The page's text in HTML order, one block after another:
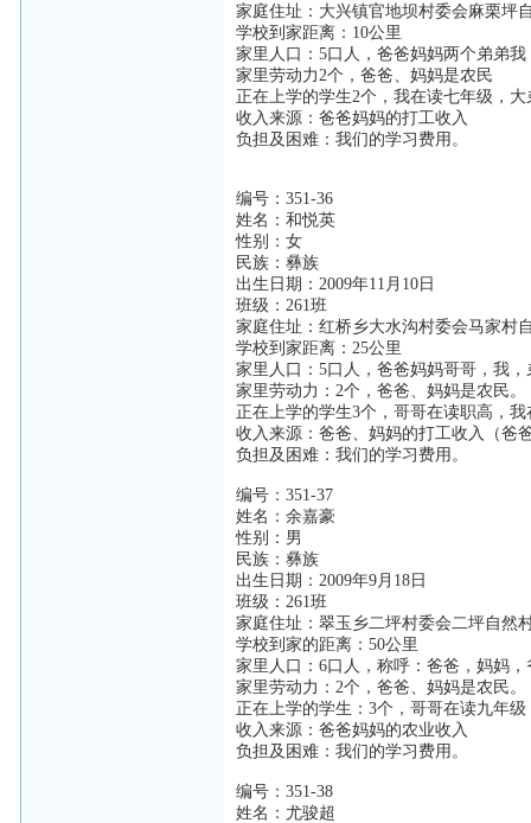
家庭住址：大兴镇官地坝村委会麻栗坪
学校到家距离：10公里
家里人口：5口人，爸爸妈妈两个弟弟我
家里劳动力2个，爸爸、妈妈是农民
正在上学的学生2个，我在读七年级，
收入来源：爸爸妈妈的打工收入
负担及困难：我们的学习费用。
编号：351-36
姓名：和悦英
性别：女
民族：彝族
出生日期：2009年11月10日
班级：261班
家庭住址：红桥乡大水沟村委会马家村
学校到家距离：25公里
家里人口：5口人，爸爸妈妈哥哥，我，
家里劳动力：2个，爸爸、妈妈是农民。
正在上学的学生3个，哥哥在读职高，
收入来源：爸爸、妈妈的打工收入（爸
负担及困难：我们的学习费用。
编号：351-37
姓名：余嘉豪
性别：男
民族：彝族
出生日期：2009年9月18日
班级：261班
家庭住址：翠玉乡二坪村委会二坪自然
学校到家的距离：50公里
家里人口：6口人，称呼：爸爸，妈妈
家里劳动力：2个，爸爸、妈妈是农民。
正在上学的学生：3个，哥哥在读九年
收入来源：爸爸妈妈的农业收入
负担及困难：我们的学习费用。
编号：351-38
姓名：尤骏超